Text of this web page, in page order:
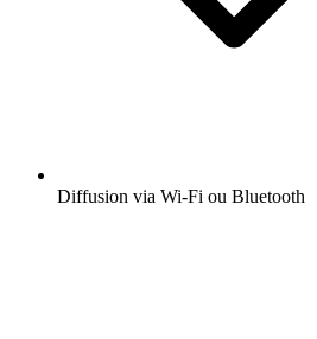
Diffusion via Wi-Fi ou Bluetooth